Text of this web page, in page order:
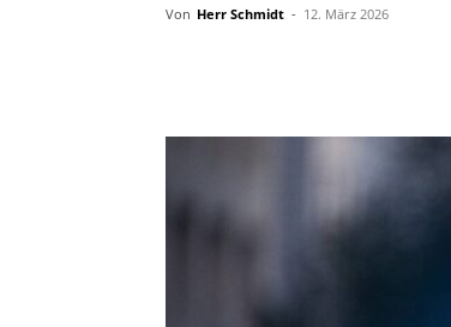
Von Herr Schmidt - 12. März 2026